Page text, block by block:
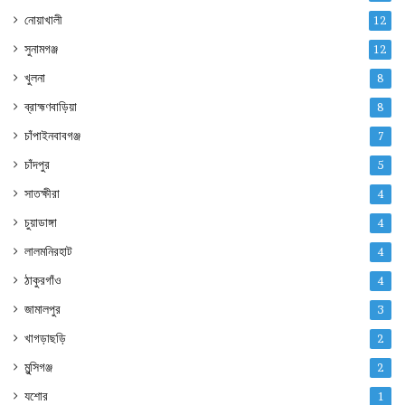
নোয়াখালী 12
সুনামগঞ্জ 12
খুলনা 8
ব্রাহ্মণবাড়িয়া 8
চাঁপাইনবাবগঞ্জ 7
চাঁদপুর 5
সাতক্ষীরা 4
চুয়াডাঙ্গা 4
লালমনিরহাট 4
ঠাকুরগাঁও 4
জামালপুর 3
খাগড়াছড়ি 2
মুন্সিগঞ্জ 2
যশোর 1